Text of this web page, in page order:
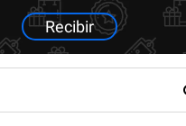
Recibir